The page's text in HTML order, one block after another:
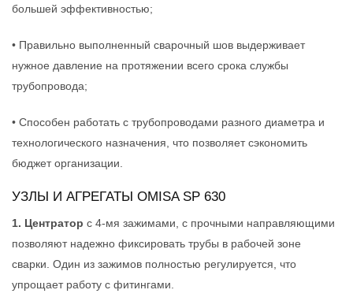
большей эффективностью;
• Правильно выполненный сварочный шов выдерживает
нужное давление на протяжении всего срока службы
трубопровода;
• Способен работать с трубопроводами разного диаметра и
технологического назначения, что позволяет сэкономить
бюджет организации.
УЗЛЫ И АГРЕГАТЫ OMISA SP 630
1. Центратор с 4-мя зажимами, с прочными направляющими
позволяют надежно фиксировать трубы в рабочей зоне
сварки. Один из зажимов полностью регулируется, что
упрощает работу с фитингами.